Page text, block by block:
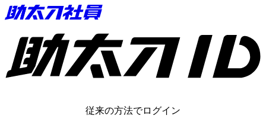
助太刀ID
従来の方法でログイン